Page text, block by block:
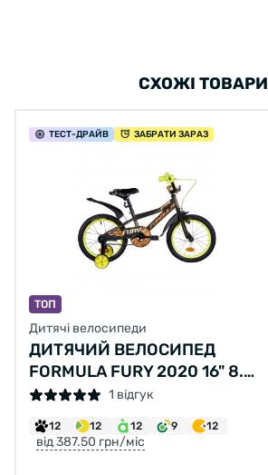
СХОЖІ ТОВАРИ
ТЕСТ-ДРАЙВ ЗАБРАТИ ЗАРАЗ
ТОП
Дитячі велосипеди
ДИТЯЧИЙ ВЕЛОСИПЕД
FORMULA FURY 2020 16" 8.5"
ЧОРНИЙ З ЖОВТИМ
1 відгук
12 12 12 9 12
від 387.50 грн/міс